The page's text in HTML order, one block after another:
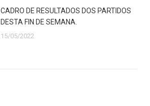
CADRO DE RESULTADOS DOS PARTIDOS
DESTA FIN DE SEMANA.
15/05/2022